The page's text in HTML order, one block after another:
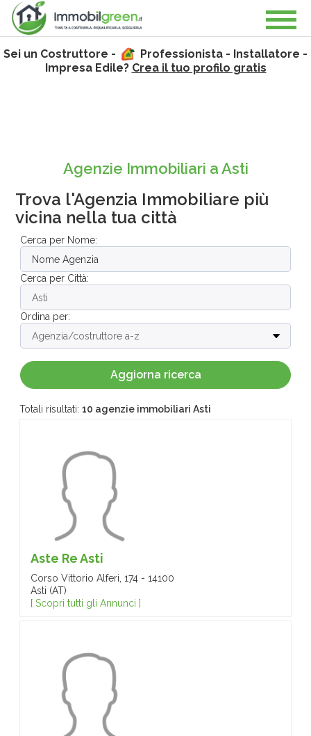
Sei un Costruttore -
Professionista - Installatore -
Impresa Edile? Crea il tuo profilo gratis
Agenzie Immobiliari a Asti
Trova l'Agenzia Immobiliare più
vicina nella tua città
Cerca per Nome:
Cerca per Città:
Ordina per:
Totali risultati: 10 agenzie immobiliari Asti
Aste Re Asti
Corso Vittorio Alferi, 174 - 14100
Asti (AT)
[ Scopri tutti gli Annunci ]